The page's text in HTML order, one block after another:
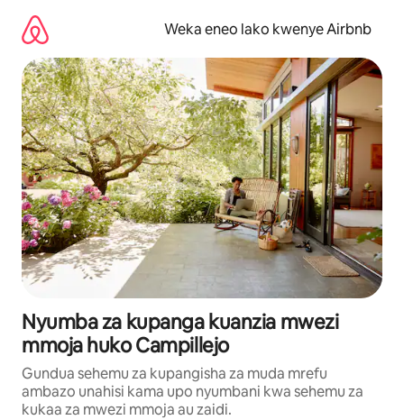
kwenda
kwenye
maudhui
Weka eneo lako kwenye Airbnb
Nyumba za kupanga kuanzia mwezi
mmoja huko Campillejo
Gundua sehemu za kupangisha za muda mrefu
ambazo unahisi kama upo nyumbani kwa sehemu za
kukaa za mwezi mmoja au zaidi.